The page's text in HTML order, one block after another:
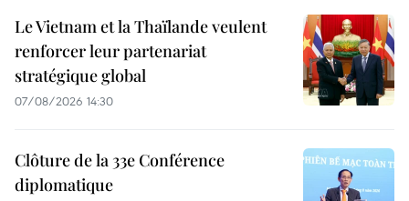
Le Vietnam et la Thaïlande veulent
renforcer leur partenariat
stratégique global
07/08/2026 14:30
Clôture de la 33e Conférence
diplomatique